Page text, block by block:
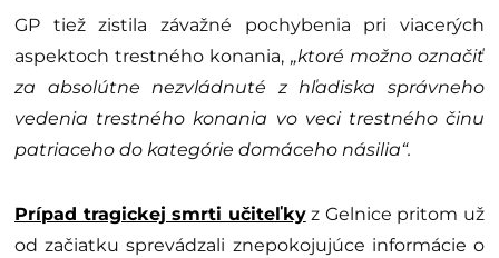
GP tiež zistila závažné pochybenia pri viacerých
aspektoch trestného konania, „ktoré možno označiť
za absolútne nezvládnuté z hľadiska správneho
vedenia trestného konania vo veci trestného činu
patriaceho do kategórie domáceho násilia“.
Prípad tragickej smrti učiteľkyz Gelnice pritom už
od začiatku sprevádzali znepokojujúce informácie o